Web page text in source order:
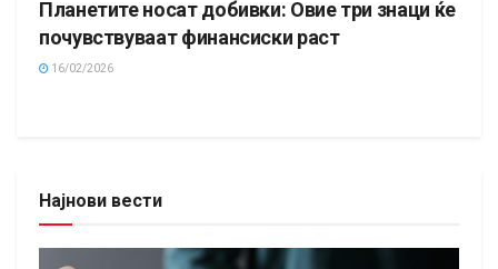
Планетите носат добивки: Овие три знаци ќе
почувствуваат финансиски раст
16/02/2026
Најнови вести